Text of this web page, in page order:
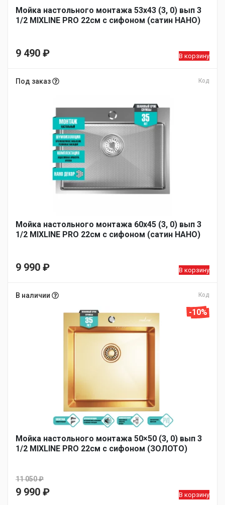
Мойка настольного монтажа 53х43 (3, 0) вып 3
1/2 MIXLINE PRO 22см с сифоном (сатин НАНО)
9 490 ₽ В корзину
Под заказ Код
Мойка настольного монтажа 60х45 (3, 0) вып 3
1/2 MIXLINE PRO 22см с сифоном (сатин НАНО)
9 990 ₽ В корзину
В наличии Код
-10%
Мойка настольного монтажа 50×50 (3, 0) вып 3
1/2 MIXLINE PRO 22см с сифоном (ЗОЛОТО)
11 050₽
Первоначальная
9 990 ₽
В корзину